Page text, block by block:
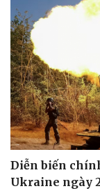
Diễn biến
Ukraine ngày